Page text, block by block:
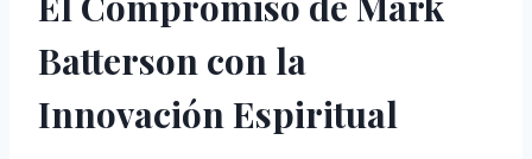
Batterson con la
Innovación Espiritual